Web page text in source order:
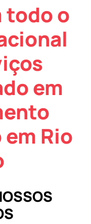
todo o
em
Rio